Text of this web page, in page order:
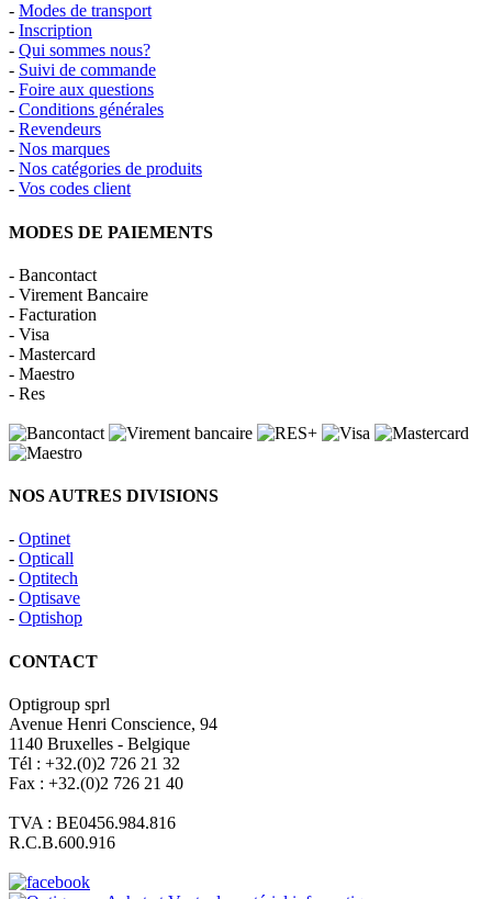
- Modes de transport
- Inscription
- Qui sommes nous?
- Suivi de commande
- Foire aux questions
- Conditions générales
- Revendeurs
- Nos marques
- Nos catégories de produits
- Vos codes client
MODES DE PAIEMENTS
- Bancontact
- Virement Bancaire
- Facturation
- Visa
- Mastercard
- Maestro
- Res
NOS AUTRES DIVISIONS
- Optinet
- Opticall
- Optitech
- Optisave
- Optishop
CONTACT
Optigroup sprl
Avenue Henri Conscience, 94
1140 Bruxelles - Belgique
Tél : +32.(0)2 726 21 32
Fax : +32.(0)2 726 21 40
TVA : BE0456.984.816
R.C.B.600.916